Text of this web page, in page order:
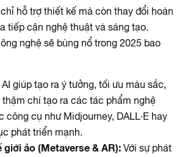
hỗ trợ thiết kế mà còn thay đổi hoàn
tiếp cận nghệ thuật và sáng tạo.
nghệ sẽ bùng nổ trong 2025 bao
AI giúp tạo ra ý tưởng, tối ưu màu sắc,
chí tạo ra các tác phẩm nghệ
công cụ như Midjourney, DALL·E hay
phát triển mạnh.
ảo (Metaverse & AR):Với sự phát